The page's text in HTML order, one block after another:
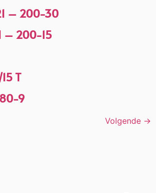
– 200-30
– 200-15
T
9
Volgende →